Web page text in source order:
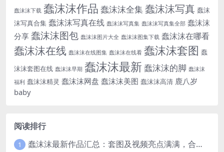
蠢沫沫下载 蠢沫沫作品 蠢沫沫全集蠢沫沫写真 蠢沫
沫写真合集 蠢沫沫写真在线 蠢沫沫写真集 蠢沫沫写真集全部 蠢沫沫
分享 蠢沫沫图包 蠢沫沫图片大全 蠢沫沫图集下载 蠢沫沫在哪看
蠢沫沫在线 蠢沫沫在线图集 蠢沫沫在线看 蠢沫沫套图 蠢
沫沫套图在线 蠢沫沫早期 蠢沫沫最新 蠢沫沫的脚 蠢沫沫
福利 蠢沫沫精灵 蠢沫沫网盘 蠢沫沫美图 蠢沫沫高清 鹿八岁
baby
阅读排行
1 蠢沫沫最新作品汇总：套图及视频亮点满满，合集一次看够